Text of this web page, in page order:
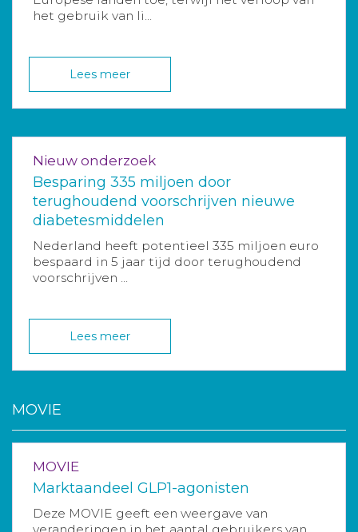
het gebruik van li...
Lees meer
Nieuw onderzoek
Besparing 335 miljoen door
terughoudend voorschrijven nieuwe
diabetesmiddelen
Nederland heeft potentieel 335 miljoen euro
bespaard in 5 jaar tijd door terughoudend
voorschrijven ...
Lees meer
MOVIE
MOVIE
Marktaandeel GLP1-agonisten
Deze MOVIE geeft een weergave van